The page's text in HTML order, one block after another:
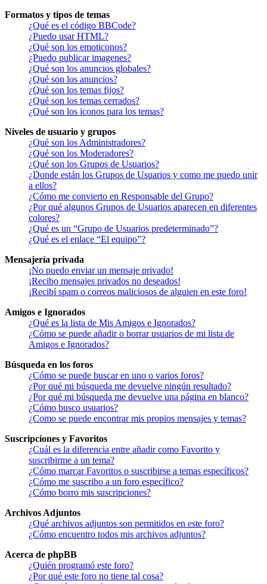
Formatos y tipos de temas
¿Qué es el código BBCode?
¿Puedo usar HTML?
¿Qué son los emoticonos?
¿Puedo publicar imagenes?
¿Qué son los anuncios globales?
¿Qué son los anuncios?
¿Qué son los temas fijos?
¿Qué son los temas cerrados?
¿Qué son los iconos para los temas?
Niveles de usuario y grupos
¿Qué son los Administradores?
¿Qué son los Moderadores?
¿Qué son los Grupos de Usuarios?
¿Donde están los Grupos de Usuarios y como me puedo unir
a ellos?
¿Cómo me convierto en Responsable del Grupo?
¿Por qué algunos Grupos de Usuarios aparecen en diferentes
colores?
¿Qué es un “Grupo de Usuarios predeterminado”?
¿Qué es el enlace “El equipo”?
Mensajería privada
¡No puedo enviar un mensaje privado!
¡Recibo mensajes privados no deseados!
¡Recibí spam o correos maliciosos de alguien en este foro!
Amigos e Ignorados
¿Qué es la lista de Mis Amigos e Ignorados?
¿Cómo se puede añadir o borrar usuarios de mi lista de
Amigos e Ignorados?
Búsqueda en los foros
¿Cómo se puede buscar en uno o varios foros?
¿Por qué mi búsqueda me devuelve ningún resultado?
¿Por qué mi búsqueda me devuelve una página en blanco?
¿Cómo busco usuarios?
¿Como se puede encontrar mis propios mensajes y temas?
Suscripciones y Favoritos
¿Cuál es la diferencia entre añadir como Favorito y
suscribirme a un tema?
¿Cómo marcar Favoritos o suscribirse a temas específicos?
¿Cómo me suscribo a un foro específico?
¿Cómo borro mis suscripciones?
Archivos Adjuntos
¿Qué archivos adjuntos son permitidos en este foro?
¿Cómo encuentro todos mis archivos adjuntos?
Acerca de phpBB
¿Quién programó este foro?
¿Por qué este foro no tiene tal cosa?